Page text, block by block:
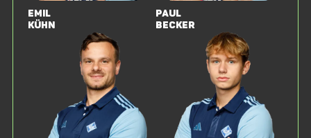
Emil
Kühn
Paul
Becker